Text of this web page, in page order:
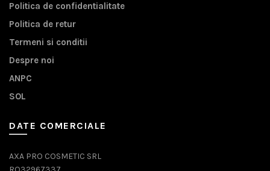
Politica de confidentialitate
Politica de retur
Termeni si conditii
Despre noi
ANPC
SOL
DATE COMERCIALE
AXA PRO COSMETIC SRL